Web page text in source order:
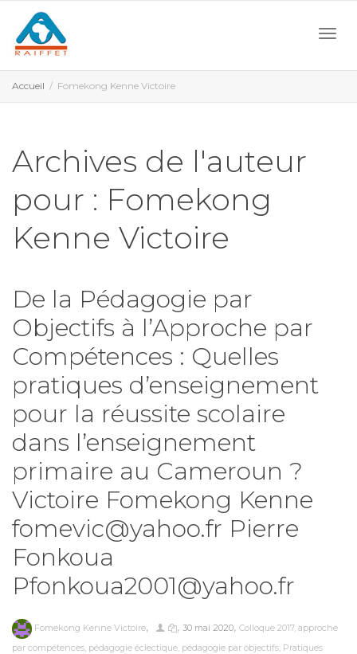
Accueil Fomekong Kenne Victoire
Archives de l'auteur
pour : Fomekong
Kenne Victoire
De la Pédagogie par
Objectifs à l’Approche par
Compétences : Quelles
pratiques d’enseignement
pour la réussite scolaire
dans l’enseignement
primaire au Cameroun ?
Victoire Fomekong Kenne
fomevic@yahoo.fr Pierre
Fonkoua
Pfonkoua2001@yahoo.fr
Fomekong Kenne Victoire, , 30 mai 2020, Colloque 2017, approche
par compétences, pédagogie éclectique, pédagogie par objectifs, Pratiques